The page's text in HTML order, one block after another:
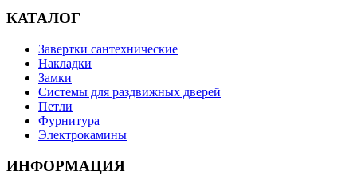
КАТАЛОГ
Завертки сантехнические
Накладки
Замки
Системы для раздвижных дверей
Петли
Фурнитура
Электрокамины
ИНФОРМАЦИЯ